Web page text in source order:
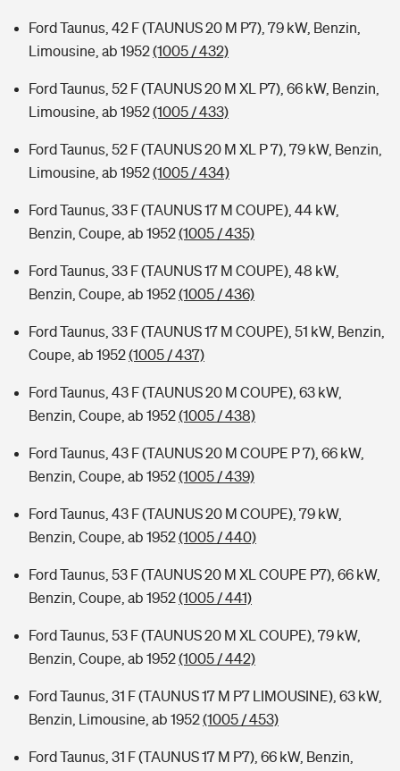
Ford Taunus, 42 F (TAUNUS 20 M P7), 79 kW, Benzin,
Limousine, ab 1952(1005 / 432)
Ford Taunus, 52 F (TAUNUS 20 M XL P7), 66 kW, Benzin,
Limousine, ab 1952(1005 / 433)
Ford Taunus, 52 F (TAUNUS 20 M XL P 7), 79 kW, Benzin,
Limousine, ab 1952(1005 / 434)
Ford Taunus, 33 F (TAUNUS 17 M COUPE), 44 kW,
Benzin, Coupe, ab 1952(1005 / 435)
Ford Taunus, 33 F (TAUNUS 17 M COUPE), 48 kW,
Benzin, Coupe, ab 1952(1005 / 436)
Ford Taunus, 33 F (TAUNUS 17 M COUPE), 51 kW, Benzin,
Coupe, ab 1952(1005 / 437)
Ford Taunus, 43 F (TAUNUS 20 M COUPE), 63 kW,
Benzin, Coupe, ab 1952(1005 / 438)
Ford Taunus, 43 F (TAUNUS 20 M COUPE P 7), 66 kW,
Benzin, Coupe, ab 1952(1005 / 439)
Ford Taunus, 43 F (TAUNUS 20 M COUPE), 79 kW,
Benzin, Coupe, ab 1952(1005 / 440)
Ford Taunus, 53 F (TAUNUS 20 M XL COUPE P7), 66 kW,
Benzin, Coupe, ab 1952(1005 / 441)
Ford Taunus, 53 F (TAUNUS 20 M XL COUPE), 79 kW,
Benzin, Coupe, ab 1952(1005 / 442)
Ford Taunus, 31 F (TAUNUS 17 M P7 LIMOUSINE), 63 kW,
Benzin, Limousine, ab 1952(1005 / 453)
Ford Taunus, 31 F (TAUNUS 17 M P7), 66 kW, Benzin,